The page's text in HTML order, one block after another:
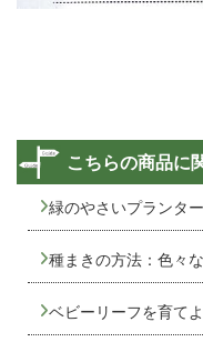
こちらの商品に
緑のやさいプランタ
種まきの方法：色々
ベビーリーフを育て